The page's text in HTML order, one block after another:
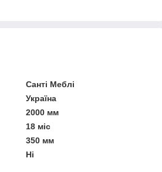
Санті Меблі
Україна
2000 мм
18 міс
350 мм
Ні